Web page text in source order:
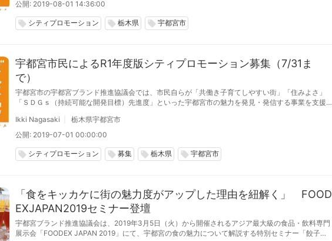
公開: 2019-08-01 14:36:00
local_offer シティプロモーション local_offer 栃木県 local_offer 宇都宮市
宇都宮市民によるR1年度版シティプロモーション募集（7/31ま
で）
宇都宮市の宇都宮ブランド推進協議会では、市民自らが「共働き子育てしやすい街」「住みよさ」
「ＳＤＧｓ（持続可能な開発目標）先進度」といった宇都宮市の魅力を発見・発信する事業を支援
Ikki Nagasaki
栃木県宇都宮市
公開: 2019-07-01 00:00:00
local_offer シティプロモーション local_offer 募集 local_offer 栃木県 local_offer 宇都宮市
「食をキッカケに街の魅力度がアップした理由を紐解く」 FOOD
EXJAPAN2019セミナー登壇
宇都宮ブランド推進協議会は、2019年3月5日（火）から開催されるアジア最大級の食品・飲料専門
展示会「FOODEX JAPAN 2019」にて、宇都宮の食の魅力について解説する特別セミナー「餃子だ